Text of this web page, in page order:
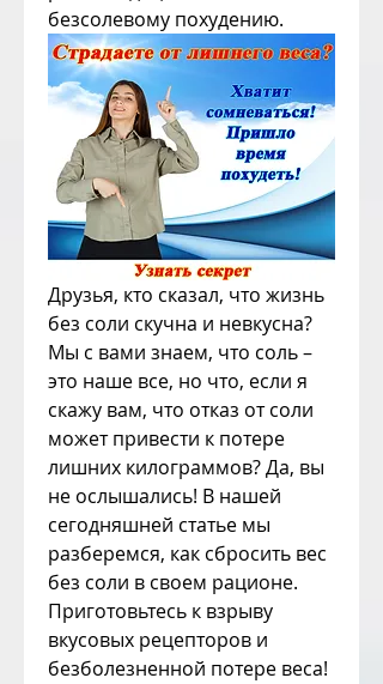
безсолевому похудению.
Друзья, кто сказал, что жизнь
без соли скучна и невкусна?
Мы с вами знаем, что соль –
это наше все, но что, если я
скажу вам, что отказ от соли
может привести к потере
лишних килограммов? Да, вы
не ослышались! В нашей
сегодняшней статье мы
разберемся, как сбросить вес
без соли в своем рационе.
Приготовьтесь к взрыву
вкусовых рецепторов и
безболезненной потере веса!